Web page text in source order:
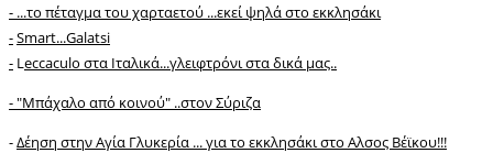
- ...το πέταγμα του χαρταετού ...εκεί ψηλά στο εκκλησάκι
-Smart...Galatsi
- L eccaculo στα Ιταλικά...γλειφτρόνι στα δικά μας..
- "Mπάχαλο από κοινού" ..στον Σύριζα
-Δέηση στην Αγία Γλυκερία ... για το εκκλησάκι στο Αλσος Βέϊκου!!!